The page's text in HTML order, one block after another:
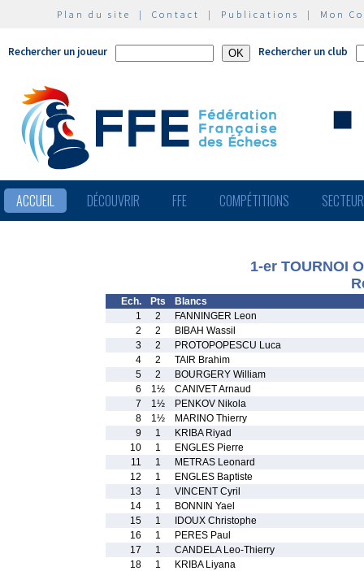
Plan du site | Contact | Publications | Mon
Rechercher un joueur Rechercher un club
ACCUEIL DÉCOUVRIR FFE COMPÉTITIONS
1-er TOURNOI
Ech. Pts
Blancs
1
2
FANNINGER Leon
2
2
BIBAH Wassil
3
2
PROTOPOPESCU Luca
4
2
TAIR Brahim
5
2
BOURGERY William
6
1½
CANIVET Arnaud
7
1½
PENKOV Nikola
8
1½
MARINO Thierry
9
1
KRIBA Riyad
10
1
ENGLES Pierre
11
1
METRAS Leonard
12
1
ENGLES Baptiste
13
1
VINCENT Cyril
14
1
BONNIN Yael
15
1
IDOUX Christophe
16
1
PERES Paul
17
1
CANDELA Leo-Thierry
18
1
KRIBA Liyana